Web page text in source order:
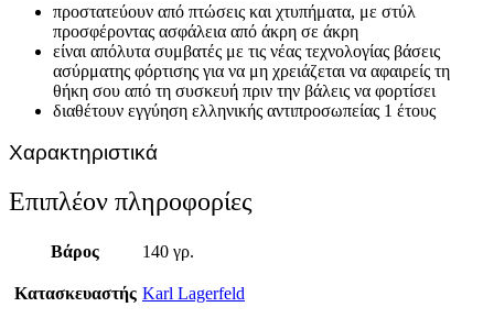
προστατεύουν από πτώσεις και χτυπήματα, με στύλ
προσφέροντας ασφάλεια από άκρη σε άκρη
είναι απόλυτα συμβατές με τις νέας τεχνολογίας βάσεις
ασύρματης φόρτισης για να μη χρειάζεται να αφαιρείς τη
θήκη σου από τη συσκευή πριν την βάλεις να φορτίσει
διαθέτουν εγγύηση ελληνικής αντιπροσωπείας 1 έτους
Χαρακτηριστικά
Επιπλέον πληροφορίες
Βάρος 140 γρ.
Κατασκευαστής Karl Lagerfeld